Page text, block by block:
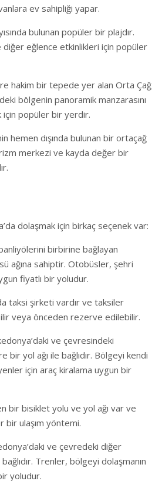
ev sahipliği yapar.
bulunan popüler bir plajdır.
eğlence etkinlikleri için popüler
hakim bir tepede yer alan Orta Çağ
bölgenin panoramik manzarasını
popüler bir yerdir.
hemen dışında bulunan bir ortaçağ
merkezi ve kayda değer bir
dolaşmak için birkaç seçenek var:
birbirine bağlayan
ağına sahiptir. Otobüsler, şehri
fiyatlı bir yoludur.
taksi şirketi vardır ve taksiler
veya önceden rezerve edilebilir.
ve çevresindeki
bir yol ağı ile bağlıdır. Bölgeyi kendi
için araç kiralama uygun bir
bir bisiklet yolu ve yol ağı var ve
ulaşım yöntemi.
ve çevredeki diğer
Trenler, bölgeyi dolaşmanın
yoludur.